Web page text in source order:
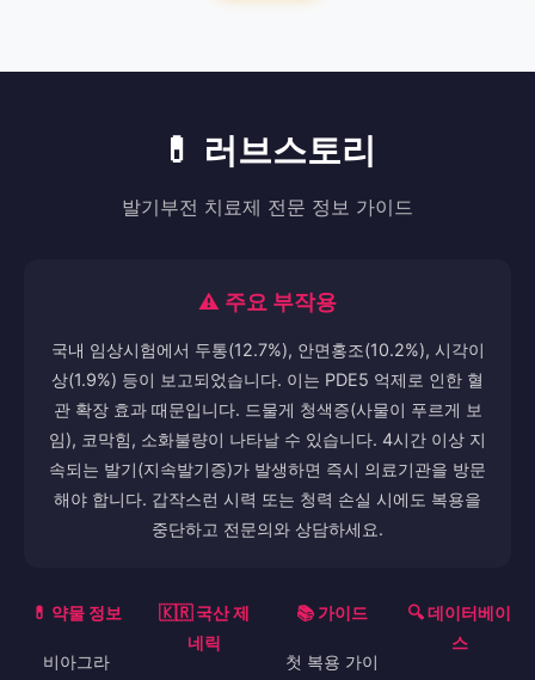
💊 러브스토리
발기부전 치료제 전문 정보 가이드
⚠️ 주요 부작용
국내 임상시험에서 두통(12.7%), 안면홍조(10.2%), 시각이
상(1.9%) 등이 보고되었습니다. 이는 PDE5 억제로 인한 혈
관 확장 효과 때문입니다. 드물게 청색증(사물이 푸르게 보
임), 코막힘, 소화불량이 나타날 수 있습니다. 4시간 이상 지
속되는 발기(지속발기증)가 발생하면 즉시 의료기관을 방문
해야 합니다. 갑작스런 시력 또는 청력 손실 시에도 복용을
중단하고 전문의와 상담하세요.
💊 약물 정보
비아그라
🇰🇷 국산 제
네릭
📚 가이드
첫 복용 가이
🔍 데이터베이
스